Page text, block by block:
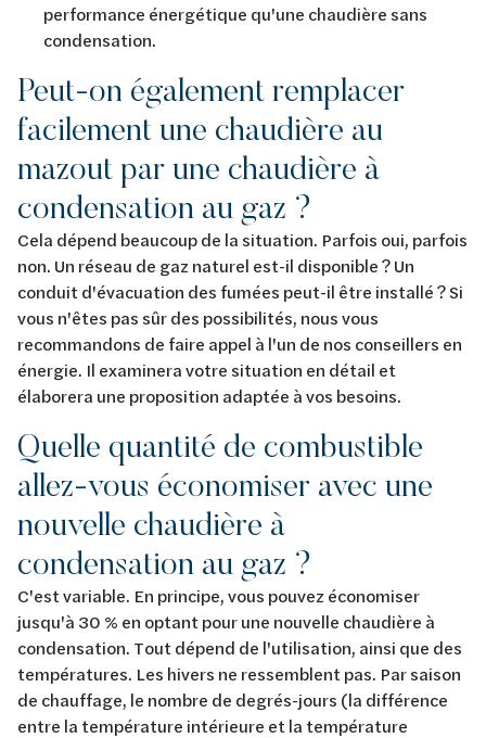
performance énergétique qu'une chaudière sans
condensation.
Peut-on également remplacer
facilement une chaudière au
mazout par une chaudière à
condensation au gaz ?
Cela dépend beaucoup de la situation. Parfois oui, parfois
non. Un réseau de gaz naturel est-il disponible ? Un
conduit d'évacuation des fumées peut-il être installé ? Si
vous n'êtes pas sûr des possibilités, nous vous
recommandons de faire appel à l'un de nos conseillers en
énergie. Il examinera votre situation en détail et
élaborera une proposition adaptée à vos besoins.
Quelle quantité de combustible
allez-vous économiser avec une
nouvelle chaudière à
condensation au gaz ?
C'est variable. En principe, vous pouvez économiser
jusqu'à 30 % en optant pour une nouvelle chaudière à
condensation. Tout dépend de l'utilisation, ainsi que des
températures. Les hivers ne ressemblent pas. Par saison
de chauffage, le nombre de degrés-jours (la différence
entre la température intérieure et la température